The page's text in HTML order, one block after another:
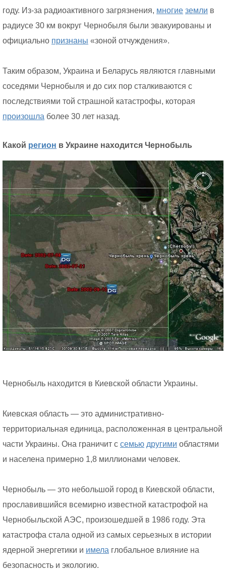
году. Из-за радиоактивного загрязнения, многие земли в
радиусе 30 км вокруг Чернобыля были эвакуированы и
официально признаны «зоной отчуждения».
Таким образом, Украина и Беларусь являются главными
соседями Чернобыля и до сих пор сталкиваются с
последствиями той страшной катастрофы, которая
произошла более 30 лет назад.
Какой регион в Украине находится Чернобыль
Чернобыль находится в Киевской области Украины.
Киевская область — это административно-
территориальная единица, расположенная в центральной
части Украины. Она граничит с семью другими областями
и населена примерно 1,8 миллионами человек.
Чернобыль — это небольшой город в Киевской области,
прославившийся всемирно известной катастрофой на
Чернобыльской АЭС, произошедшей в 1986 году. Эта
катастрофа стала одной из самых серьезных в истории
ядерной энергетики и имела глобальное влияние на
безопасность и экологию.